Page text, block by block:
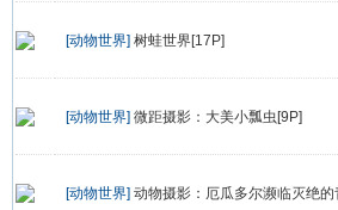
[动物世界] 树蛙世界[17P]
[动物世界] 微距摄影：大美小瓢虫[9P]
[动物世界] 动物摄影：厄瓜多尔濒临灭绝